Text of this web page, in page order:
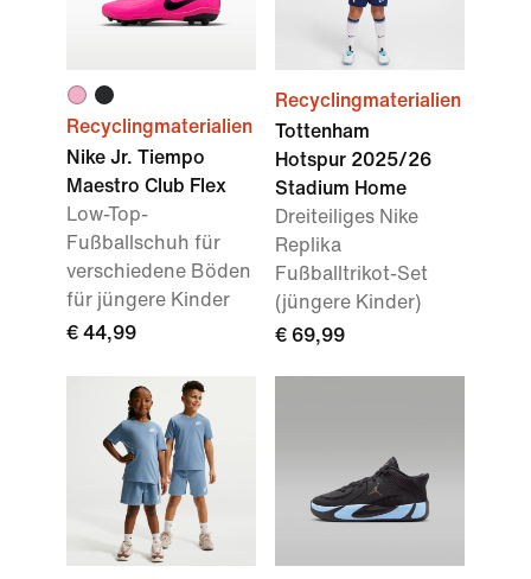
Recyclingmaterialien
Nike Jr. Tiempo
Maestro Club Flex
Low-Top-
Fußballschuh für
verschiedene Böden
für jüngere Kinder
€ 44,99
Recyclingmaterialien
Tottenham
Hotspur 2025/26
Stadium Home
Dreiteiliges Nike
Replika
Fußballtrikot-Set
(jüngere Kinder)
€ 69,99